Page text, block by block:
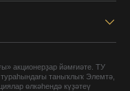
акционерҙар йәмғиәте. ТУ
таныҡлыҡ Элемтә,
өлкәһендә күҙәтеү